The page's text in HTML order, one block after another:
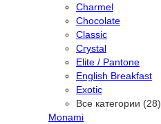
Charmel
Chocolate
Classic
Crystal
Elite / Pantone
English Breakfast
Exotic
Все категории (28)
Monami